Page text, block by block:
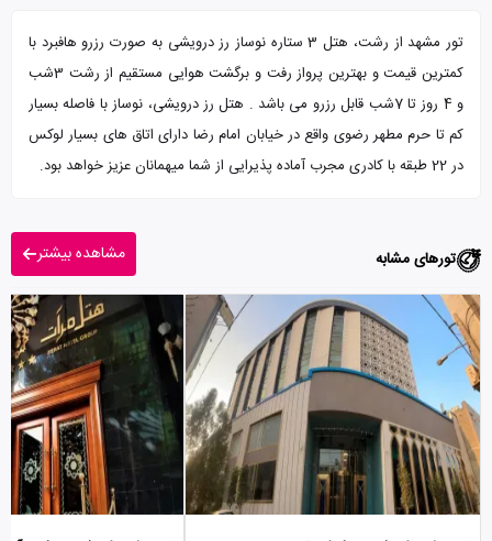
تور مشهد از رشت، هتل 3 ستاره نوساز رز درویشی به صورت رزرو هافبرد با
کمترین قیمت و بهترین پرواز رفت و برگشت هوایی مستقیم از رشت 3شب
و 4 روز تا 7شب قابل رزرو می باشد . هتل رز درویشی، نوساز با فاصله بسیار
کم تا حرم مطهر رضوی واقع در خیابان امام رضا دارای اتاق های بسیار لوکس
در 22 طبقه با کادری مجرب آماده پذیرایی از شما میهمانان عزیز خواهد بود.
تورهای مشابه مشاهده بیشتر